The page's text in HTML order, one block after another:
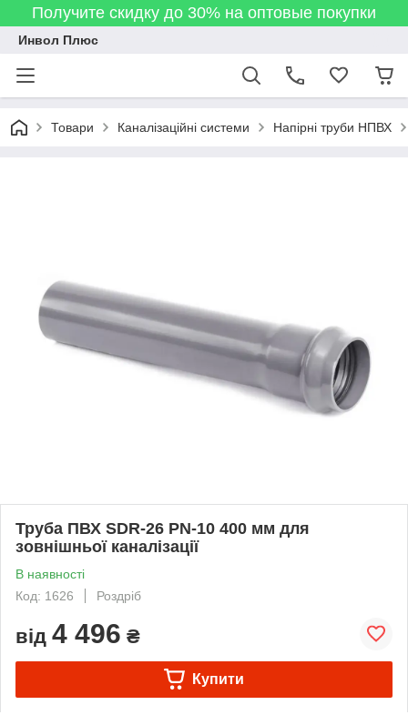
Получите скидку до 30% на оптовые покупки
Инвол Плюс
Товари Каналізаційні системи Напірні труби НПВХ
Труба ПВХ SDR-26 PN-10 400 мм для
зовнішньої каналізації
В наявності
Код: 1626
Роздріб
від 4 496 ₴
Купити